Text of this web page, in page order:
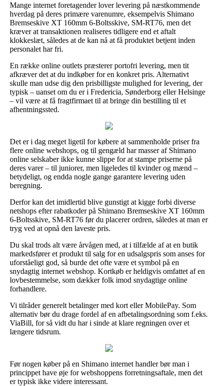
Mange internet foretagender lover levering på næstkommende
hverdag på deres primære varenumre, eksempelvis Shimano
Bremseskive XT 160mm 6-Boltsskive, SM-RT76, men det
kræver at transaktionen realiseres tidligere end et aftalt
klokkeslæt, således at de kan nå at få produktet betjent inden
personalet har fri.
En række online outlets præsterer portofri levering, men tit
afkræver det at du indkøber for en konkret pris. Alternativt
skulle man udse dig den prisbilligste mulighed for levering, der
typisk – uanset om du er i Fredericia, Sønderborg eller Helsinge
– vil være at få fragtfirmaet til at bringe din bestilling til et
afhentningssted.
Det er i dag meget ligetil for købere at sammenholde priser fra
flere online webshops, og til gengæld har masser af Shimano
online selskaber ikke kunne slippe for at stampe priserne på
deres varer – til juniorer, men ligeledes til kvinder og mænd –
betydeligt, og endda nogle gange garantere levering uden
beregning.
Derfor kan det imidlertid blive gunstigt at kigge forbi diverse
netshops efter rabatkoder på Shimano Bremseskive XT 160mm
6-Boltsskive, SM-RT76 før du placerer ordren, således at man er
tryg ved at opnå den laveste pris.
Du skal trods alt være årvågen med, at i tilfælde af at en butik
markedsfører et produkt til salg for en udsalgspris som anses for
uforståeligt god, så burde det ofte være et symbol på en
snydagtig internet webshop. Kortkøb er heldigvis omfattet af en
lovbestemmelse, som dækker folk imod snydagtige online
forhandlere.
Vi tilråder generelt betalinger med kort eller MobilePay. Som
alternativ bør du drage fordel af en afbetalingsordning som f.eks.
ViaBill, for så vidt du har i sinde at klare regningen over et
længere tidsrum.
Før nogen køber på en Shimano internet handler bør man i
princippet have øje for webshoppens forretningsaftale, men det
er typisk ikke videre interessant.